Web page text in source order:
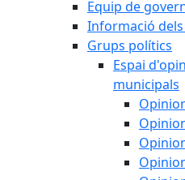
Equip de
Informació
Grups polítics
Espai
municipals